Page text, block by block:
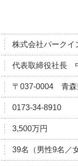
株式会社パークイ
代表取締役社長
〒037-0004 青森
0173-34-8910
3,500万円
39名（男性9名／